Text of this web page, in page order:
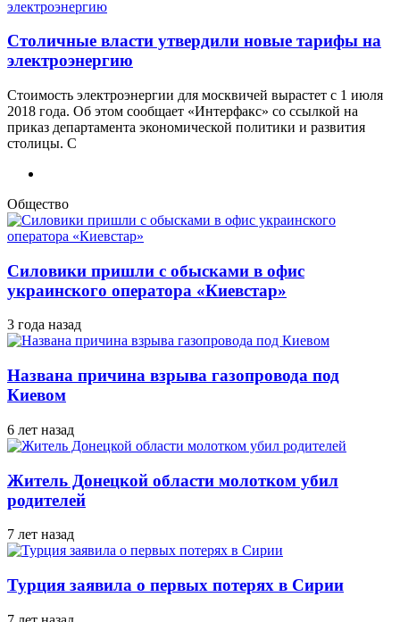
Столичные власти утвердили новые тарифы на
электроэнергию
Стоимость электроэнергии для москвичей вырастет с 1 июля
2018 года. Об этом сообщает «Интерфакс» со ссылкой на
приказ департамента экономической политики и развития
столицы. С
Общество
Силовики пришли с обысками в офис
украинского оператора «Киевстар»
3 года назад
Названа причина взрыва газопровода под
Киевом
6 лет назад
Житель Донецкой области молотком убил
родителей
7 лет назад
Турция заявила о первых потерях в Сирии